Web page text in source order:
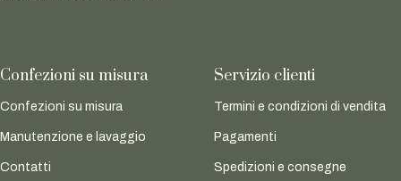
Confezioni su misura
Confezioni su misura
Manutenzione e lavaggio
Contatti
Servizio clienti
Termini e condizioni di vendita
Pagamenti
Spedizioni e consegne